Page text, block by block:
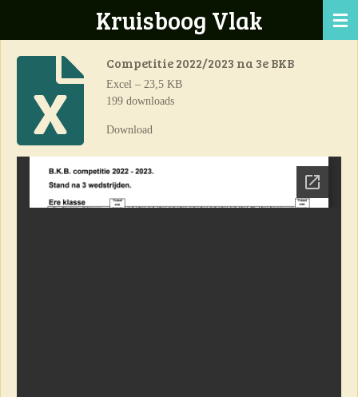
naar
hoofdinhoud
Kruisboog Vlak
Competitie 2022/2023 na 3e BKB
Excel – 23,5 KB
199 downloads
Download